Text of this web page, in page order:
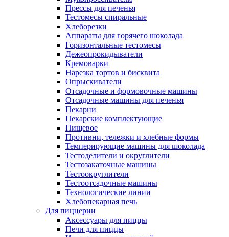
Прессы для печенья
Тестомесы спиральные
Хлеборезки
Аппараты для горячего шоколада
Горизонтальные тестомесы
Дежеопрокидыватели
Кремоварки
Нарезка тортов и бисквита
Опрыскиватели
Отсадочные и формовочные машины
Отсадочные машины для печенья
Пекарни
Пекарские комплектующие
Пищевое
Противни, тележки и хлебные формы
Темперирующие машины для шоколада
Тестоделители и округлители
Тестозакаточные машины
Тестоокруглители
Тестоотсадочные машины
Технологические линии
Хлебопекарная печь
Для пиццерии
Аксессуары для пиццы
Печи для пиццы